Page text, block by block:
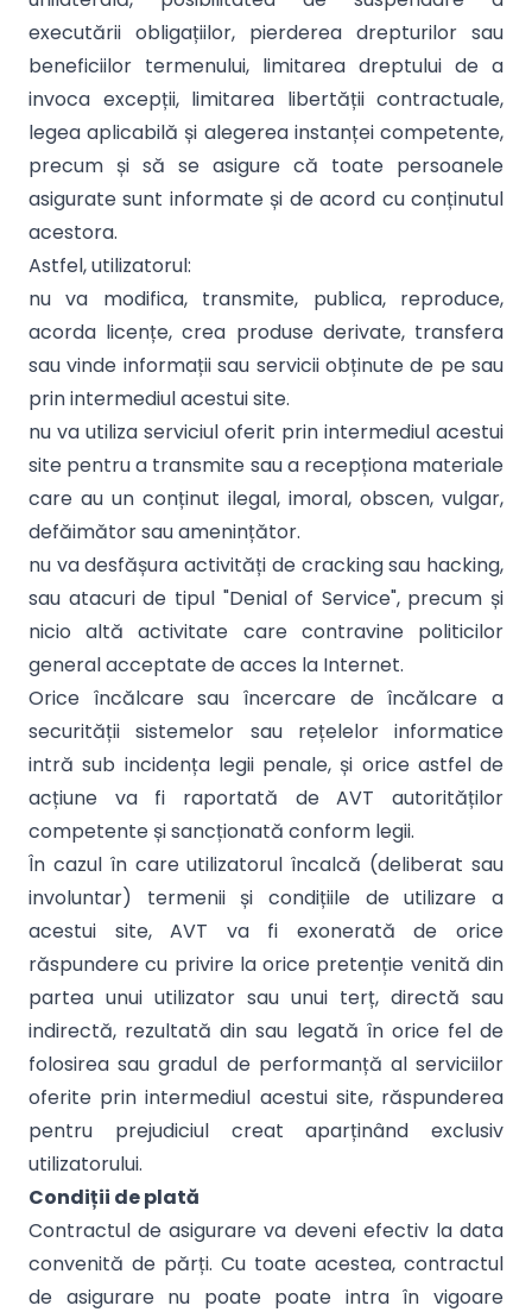
executării obligațiilor, pierderea drepturilor sau
beneficiilor termenului, limitarea dreptului de a
invoca excepții, limitarea libertății contractuale,
legea aplicabilă și alegerea instanței competente,
precum și să se asigure că toate persoanele
asigurate sunt informate și de acord cu conținutul
acestora.
Astfel, utilizatorul:
nu va modifica, transmite, publica, reproduce,
acorda licențe, crea produse derivate, transfera
sau vinde informații sau servicii obținute de pe sau
prin intermediul acestui site.
nu va utiliza serviciul oferit prin intermediul acestui
site pentru a transmite sau a recepționa materiale
care au un conținut ilegal, imoral, obscen, vulgar,
defăimător sau amenințător.
nu va desfășura activități de cracking sau hacking,
sau atacuri de tipul "Denial of Service", precum și
nicio altă activitate care contravine politicilor
general acceptate de acces la Internet.
Orice încălcare sau încercare de încălcare a
securității sistemelor sau rețelelor informatice
intră sub incidența legii penale, și orice astfel de
acțiune va fi raportată de AVT autorităților
competente și sancționată conform legii.
În cazul în care utilizatorul încalcă (deliberat sau
involuntar) termenii și condițiile de utilizare a
acestui site, AVT va fi exonerată de orice
răspundere cu privire la orice pretenție venită din
partea unui utilizator sau unui terț, directă sau
indirectă, rezultată din sau legată în orice fel de
folosirea sau gradul de performanță al serviciilor
oferite prin intermediul acestui site, răspunderea
pentru prejudiciul creat aparținând exclusiv
utilizatorului.
Condiții de plată
Contractul de asigurare va deveni efectiv la data
convenită de părți. Cu toate acestea, contractul
de asigurare nu poate poate intra în vigoare